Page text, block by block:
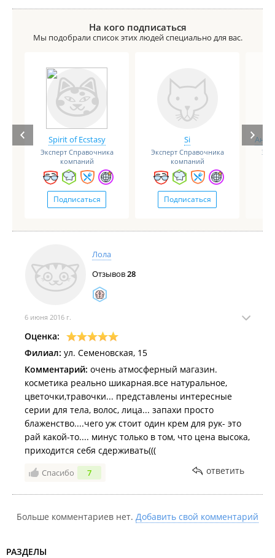
"вам нужен пакет?" Что значит нужен пакет? Я же не
покупаю овощи на рынке, верно? В общем на месте
'поднатаскать' их в общении с покупателями, как в
том же ***. В остальном я осталась довольна.
На кого подписаться
Мы подобрали список этих людей специально для вас.
Spirit of Ecstasy
Эксперт Справочника
компаний
Подписаться
Si
Эксперт Справочника
компаний
Подписаться
Лола
Отзывов28
6 июня 2016 г.
Оценка:
Филиал: ул. Семеновская, 15
Комментарий: очень атмосферный магазин.
косметика реально шикарная.все натуральное,
цветочки,травочки... представлены интересные
серии для тела, волос, лица... запахи просто
блаженство....чего уж стоит один крем для рук- это
рай какой-то.... минус только в том, что цена высока,
приходится себя сдерживать(((
Спасибо 7 ответить
Больше комментариев нет. Добавить свой комментарий
РАЗДЕЛЫ